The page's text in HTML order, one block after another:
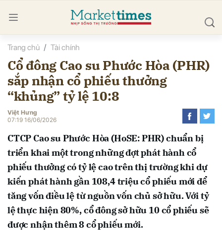
Trang chủ Tài chính
Cổ đông Cao su Phước Hòa (PHR)
sắp nhận cổ phiếu thưởng
“khủng” tỷ lệ 10:8
Việt Hưng
07:19 16/06/2026
CTCP Cao su Phước Hòa (HoSE: PHR) chuẩn bị
triển khai một trong những đợt phát hành cổ
phiếu thưởng có tỷ lệ cao trên thị trường khi dự
kiến phát hành gần 108,4 triệu cổ phiếu mới để
tăng vốn điều lệ từ nguồn vốn chủ sở hữu. Với tỷ
lệ thực hiện 80%, cổ đông sở hữu 10 cổ phiếu sẽ
được nhận thêm 8 cổ phiếu mới.
luận
Hủy